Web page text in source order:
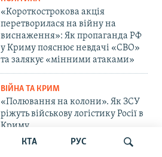
КТА РУС
«Короткострокова акція
перетворилася на війну на
виснаження»: Як пропаганда РФ
у Криму пояснює невдачі «СВО»
та залякує «мінними атаками»
ВІЙНА ТА КРИМ
«Полювання на колони». Як ЗСУ
ріжуть військову логістику Росії в
Криму